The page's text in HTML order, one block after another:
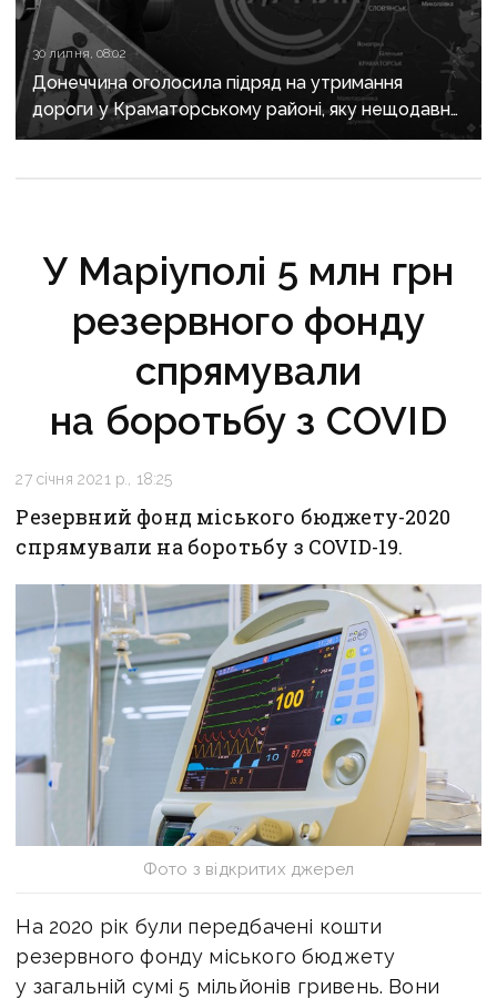
30 липня, 08:02
Донеччина оголосила підряд на утримання
дороги у Краматорському районі, яку нещодавно
вже ремонтували
У Маріуполі 5 млн грн
резервного фонду
спрямували
на боротьбу з COVID
27 січня 2021 р., 18:25
Резервний фонд міського бюджету-2020
спрямували на боротьбу з COVID-19.
Фото з відкритих джерел
На 2020 рік були передбачені кошти
резервного фонду міського бюджету
у загальній сумі 5 мільйонів гривень. Вони